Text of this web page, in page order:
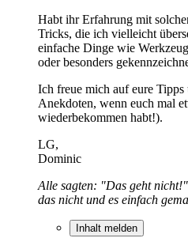
Habt ihr Erfahrung mit
Tricks, die ich vielleicht
einfache Dinge wie
oder besonders
Ich freue mich auf eure Tipps
Anekdoten, wenn euch mal
wiederbekommen habt!).
LG,
Dominic
Alle sagten: "Das geht
das nicht und es einfach
Inhalt melden